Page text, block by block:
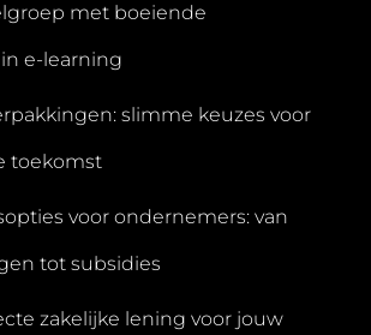
met boeiende
e-learning
slimme keuzes voor
toekomst
voor ondernemers: van
tot subsidies
zakelijke lening voor jouw